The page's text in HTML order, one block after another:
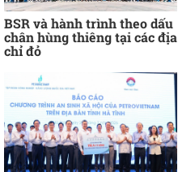
BSR và hành trình theo dấu
chân hùng thiêng tại các địa
chỉ đỏ